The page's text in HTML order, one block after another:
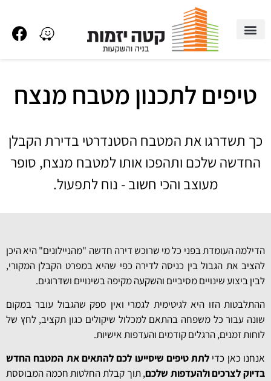
טיפים לתכנון מטבח מנצח
טיפים לתכנון מטבח מנצח
כך תשדרגו את המטבח הסטנדרטי בדירת הקבלן
החדשה שלכם ותהפכו אותו למטבח מנצח, סופר
מעוצב והכי חשוב - נוח לתפעול.
הדילמה העומדת בפני כל מי שרוכש דירה חדשה "מהניילונים" היא היכן
להציב את הגבול בין כניסה לדירה כפי שהיא במפרט הקבלן המקורי,
לבין ביצוע שינויים מסיביים והשקעה מקיפה בשינויים ושדרוגים.
ההתלבטות הזו היא לגיטימית לגמרי ואין ספק שהגבול עובר במקום
שונה עבור כל משפחה בהתאם למכלול שיקולים כגון תקציב, לחץ של
לוחות זמנים, הרגלים קודמים והעדפות אישיות.
אנחנו כאן כדי לתת טיפים שיסייעו לכם להתאים את המטבח החדש
בדיוק לצרכים ולהעדפות שלכם, תוך קבלת החלטות חכמה המבוססת